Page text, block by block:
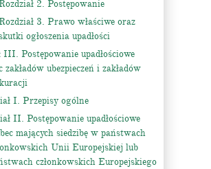
2. Postępowanie
3. Prawo właściwe oraz
ogłoszenia upadłości
III. Postępowanie upadłościowe
zakładów ubezpieczeń i zakładów
I. Przepisy ogólne
II. Postępowanie upadłościowe
mających siedzibę w państwach
Unii Europejskiej lub
członkowskich Europejskiego